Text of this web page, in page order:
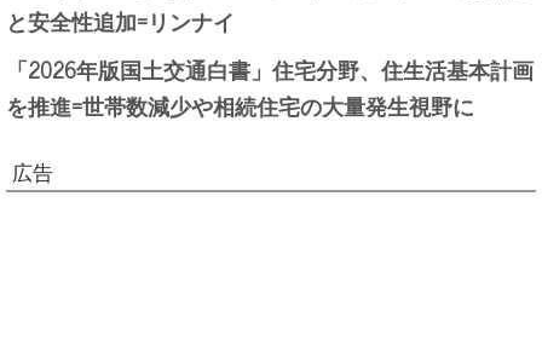
と安全性追加=リンナイ
「2026年版国土交通白書」住宅分野、住生活基本計画
を推進=世帯数減少や相続住宅の大量発生視野に
広告